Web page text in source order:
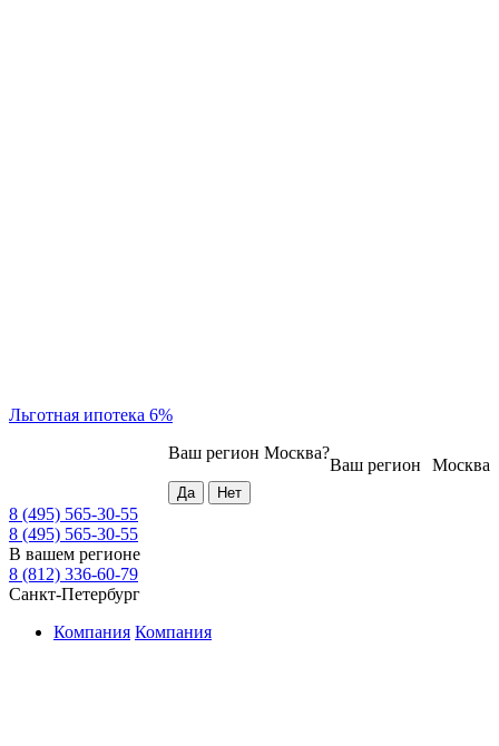
Льготная ипотека 6%
Москва
Ваш регион
Ваш регион Москва?
8 (495) 565-30-55
8 (495) 565-30-55
В вашем регионе
8 (812) 336-60-79
Санкт-Петербург
Компания Компания